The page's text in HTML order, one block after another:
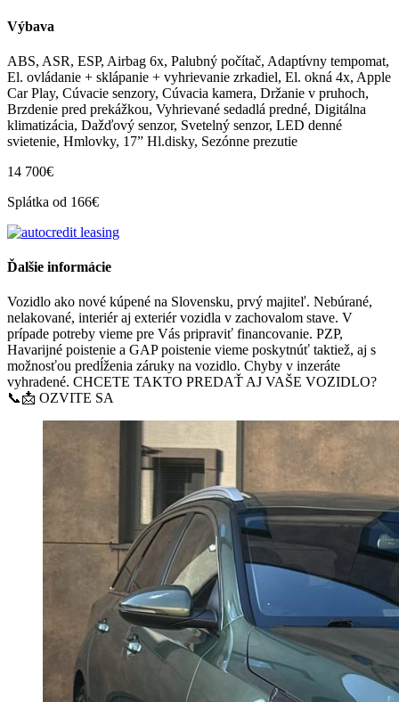
Výbava
ABS, ASR, ESP, Airbag 6x, Palubný počítač, Adaptívny tempomat,
El. ovládanie + sklápanie + vyhrievanie zrkadiel, El. okná 4x, Apple
Car Play, Cúvacie senzory, Cúvacia kamera, Držanie v pruhoch,
Brzdenie pred prekážkou, Vyhrievané sedadlá predné, Digitálna
klimatizácia, Dažďový senzor, Svetelný senzor, LED denné
svietenie, Hmlovky, 17” Hl.disky, Sezónne prezutie
14 700€
Splátka od 166€
Ďalšie informácie
Vozidlo ako nové kúpené na Slovensku, prvý majiteľ. Nebúrané,
nelakované, interiér aj exteriér vozidla v zachovalom stave. V
prípade potreby vieme pre Vás pripraviť financovanie. PZP,
Havarijné poistenie a GAP poistenie vieme poskytnúť taktiež, aj s
možnosťou predĺženia záruky na vozidlo. Chyby v inzeráte
vyhradené. CHCETE TAKTO PREDAŤ AJ VAŠE VOZIDLO?
📞📩 OZVITE SA